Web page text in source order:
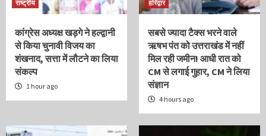
राष्ट्रीय
कांग्रेस अध्यक्ष खड़गे ने हल्द्वानी
से किया चुनावी विजय का
शंखनाद, सत्ता में लौटने का लिया
संकल्प
1 hour ago
हरिद्वार
सबसे ज्यादा टैक्स भरने वाले
ऋषभ पंत को उत्तराखंड में नहीं
मिल रही जमीन! आधी रात को
CM से लगाई गुहार, CM ने लिया
संज्ञान
4 hours ago